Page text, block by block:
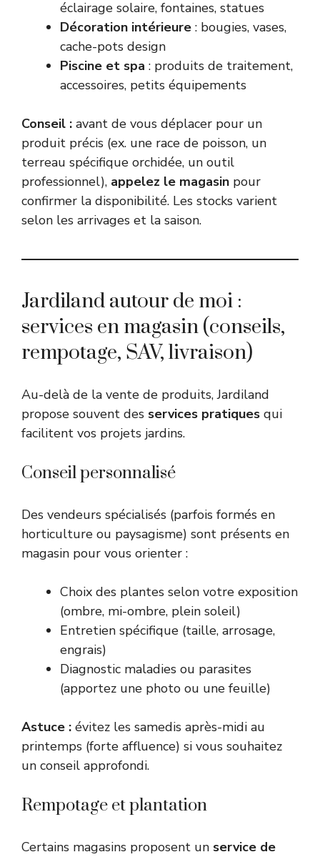
éclairage solaire, fontaines, statues
Décoration intérieure : bougies, vases,
cache-pots design
Piscine et spa : produits de traitement,
accessoires, petits équipements
Conseil : avant de vous déplacer pour un
produit précis (ex. une race de poisson, un
terreau spécifique orchidée, un outil
professionnel), appelez le magasin pour
confirmer la disponibilité. Les stocks varient
selon les arrivages et la saison.
Jardiland autour de moi :
services en magasin (conseils,
rempotage, SAV, livraison)
Au-delà de la vente de produits, Jardiland
propose souvent des services pratiques qui
facilitent vos projets jardins.
Conseil personnalisé
Des vendeurs spécialisés (parfois formés en
horticulture ou paysagisme) sont présents en
magasin pour vous orienter :
Choix des plantes selon votre exposition
(ombre, mi-ombre, plein soleil)
Entretien spécifique (taille, arrosage,
engrais)
Diagnostic maladies ou parasites
(apportez une photo ou une feuille)
Astuce : évitez les samedis après-midi au
printemps (forte affluence) si vous souhaitez
un conseil approfondi.
Rempotage et plantation
Certains magasins proposent un service de